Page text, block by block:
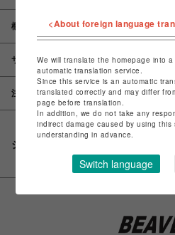
概要
サイズ
注意事項
シェアする
<About foreign language
We will translate the homepage into
automatic translation service.
Since this service is an automatic
translated correctly and may differ
page before translation.
In addition, we do not take any
indirect damage caused by using
understanding in advance.
Switch language